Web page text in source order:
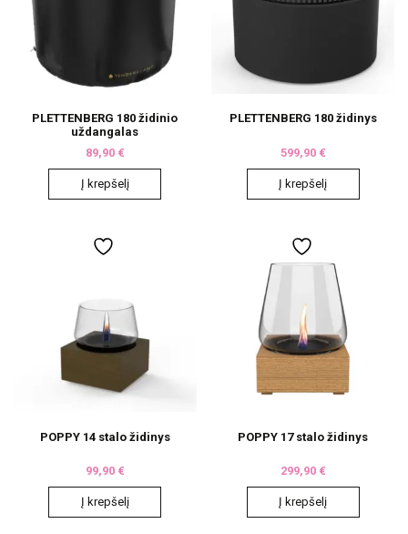
PLETTENBERG 180 židinio
uždangalas
89,90 €
Į krepšelį
PLETTENBERG 180 židinys
599,90 €
Į krepšelį
POPPY 14 stalo židinys
99,90 €
Į krepšelį
POPPY 17 stalo židinys
299,90 €
Į krepšelį